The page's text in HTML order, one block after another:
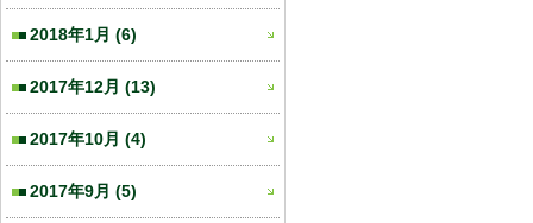
2018年1月 (6)
2017年12月 (13)
2017年10月 (4)
2017年9月 (5)